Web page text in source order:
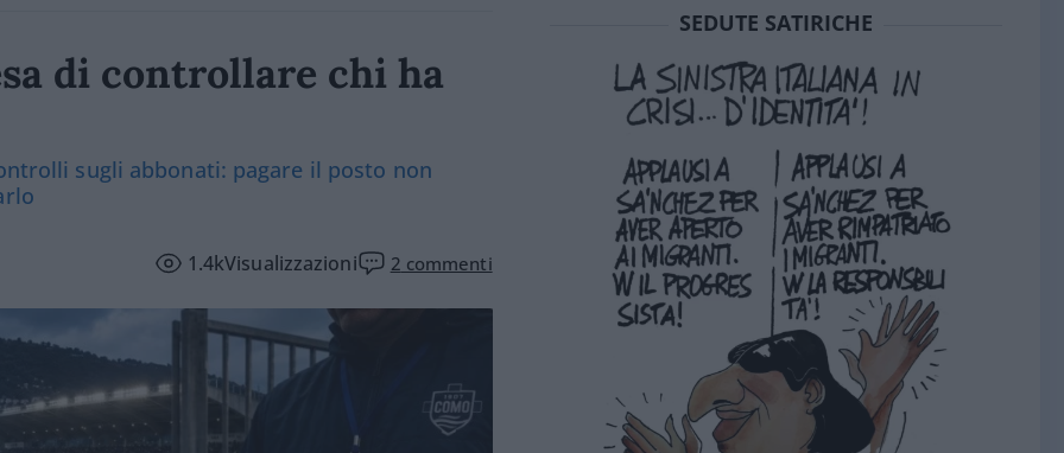
di controllare chi ha
sugli abbonati: pagare il posto non
1.4kVisualizzazioni 2 commenti
SEDUTE SATIRICHE